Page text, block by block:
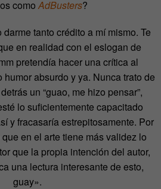
comoAdBusters?
tanto crédito a mí mismo. Te
en realidad con el eslogan de
pretendía hacer una crítica al
absurdo y ya. Nunca trato de
un “guao, me hizo pensar”,
lo suficientemente capacitado
y fracasaría estrepitosamente. Por
en el arte tiene más validez lo
que la propia intención del autor,
una lectura interesante de esto,
guay».